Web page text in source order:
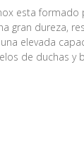
esta formado
gran dureza,
elevada
de duchas y